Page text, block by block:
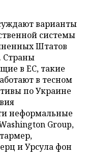
варианты
системы
Штатов
Страны
в ЕС, такие
в тесном
по Украине
неформальные
Group,
и Урсула фон